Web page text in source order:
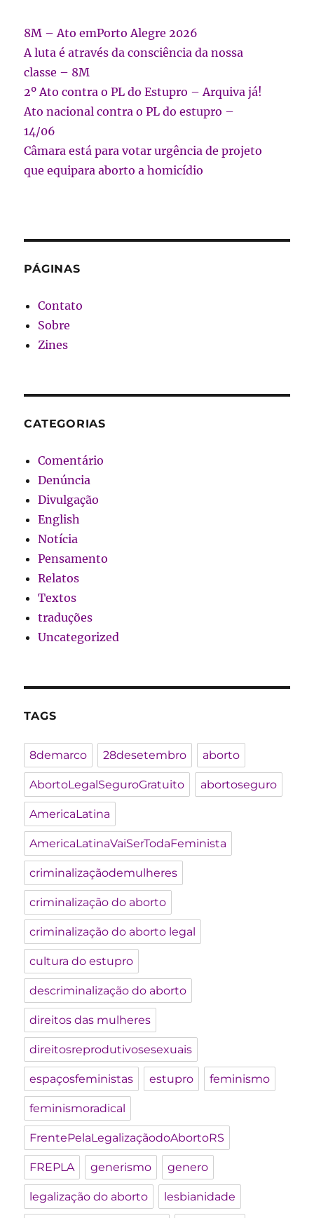
8M – Ato emPorto Alegre 2026
A luta é através da consciência da nossa
classe – 8M
2º Ato contra o PL do Estupro – Arquiva já!
Ato nacional contra o PL do estupro –
14/06
Câmara está para votar urgência de projeto
que equipara aborto a homicídio
PÁGINAS
Contato
Sobre
Zines
CATEGORIAS
Comentário
Denúncia
Divulgação
English
Notícia
Pensamento
Relatos
Textos
traduções
Uncategorized
TAGS
8demarco 28desetembro aborto
AbortoLegalSeguroGratuito abortoseguro
AmericaLatina
AmericaLatinaVaiSerTodaFeminista
criminalizaçãodemulheres
criminalização do aborto
criminalização do aborto legal
cultura do estupro
descriminalização do aborto
direitos das mulheres
direitosreprodutivosesexuais
espaçosfeministas estupro feminismo
feminismoradical
FrentePelaLegalizaçãodoAbortoRS
FREPLA generismo genero
legalização do aborto lesbianidade